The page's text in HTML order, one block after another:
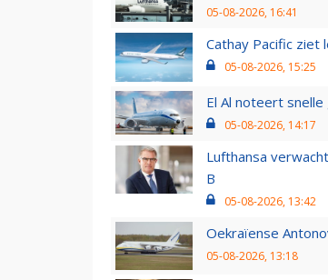
05-08-2026, 16:41
Cathay Pacific ziet
05-08-2026, 15:25
El Al noteert
05-08-2026, 14:17
Lufthansa
B
05-08-2026, 13:42
Oekraïense
05-08-2026, 13:18